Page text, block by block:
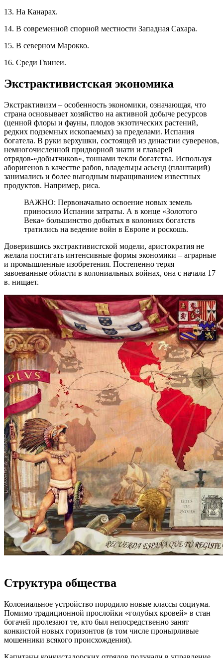
13. На Канарах.
14. В современной спорной местности Западная Сахара.
15. В северном Марокко.
16. Среди Гвинеи.
Экстрактивистская экономика
Экстрактивизм – особенность экономики, означающая, что
страна основывает хозяйство на активной добыче ресурсов
(ценной флоры и фауны, плодов экзотических растений,
редких подземных ископаемых) за пределами. Испания
богатела. В руки верхушки, состоящей из династии суверенов,
немногочисленной придворной знати и главарей
отрядов-«добытчиков», тоннами текли богатства. Используя
аборигенов в качестве рабов, владельцы асьенд (плантаций)
занимались и более выгодным выращиванием известных
продуктов. Например, риса.
ВАЖНО: Первоначально освоение новых земель
приносило Испании затраты. А в конце «Золотого
Века» большинство добытых в колониях богатств
тратились на ведение войн в Европе и роскошь.
Доверившись экстрактивистской модели, аристократия не
желала постигать интенсивные формы экономики – аграрные
и промышленные изобретения. Постепенно теряя
завоеванные области в колониальных войнах, она с начала 17
в. нищает.
Структура общества
Колониальное устройство породило новые классы социума.
Помимо традиционной прослойки «голубых кровей» в стан
богачей пролезают те, кто был непосредственно занят
конкистой новых горизонтов (в том числе пронырливые
мошенники всякого происхождения).